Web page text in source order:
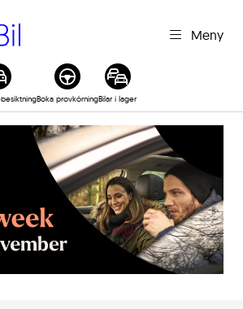
Meny
Boka provkörningBilar i lager